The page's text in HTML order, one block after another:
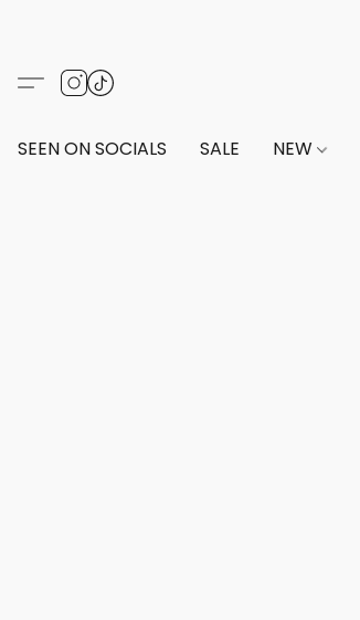
SEEN ON SOCIALS SALE NEW